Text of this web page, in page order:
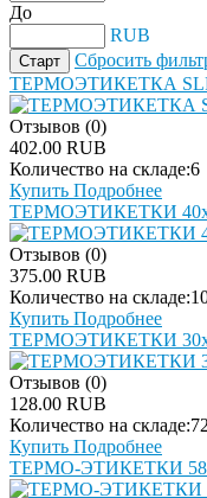
До
RUB
Сбросить
ТЕРМОЭТИКЕТКА
Отзывов (0)
402.00 RUB
Количество на складе:6
Купить Подробнее
ТЕРМОЭТИКЕТКИ
Отзывов (0)
375.00 RUB
Количество на складе:
Купить Подробнее
ТЕРМОЭТИКЕТКИ
Отзывов (0)
128.00 RUB
Количество на складе:72
Купить Подробнее
ТЕРМО-ЭТИКЕТКИ